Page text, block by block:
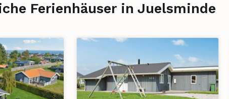
Ferienhäuser in Juelsminde